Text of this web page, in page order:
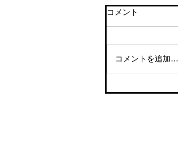
コメント
コメントを追加…